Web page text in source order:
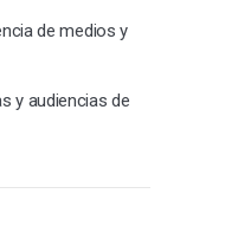
de medios y
y audiencias de